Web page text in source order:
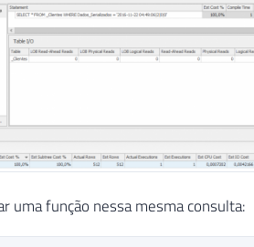
uma função nessa mesma consulta: